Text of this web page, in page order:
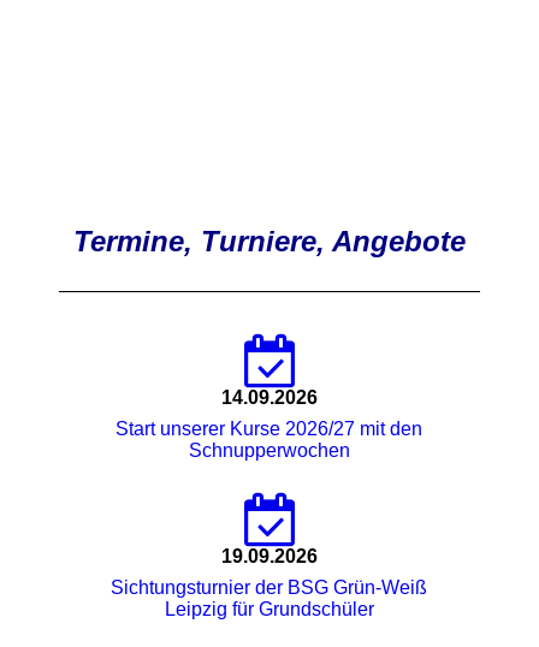
Termine, Turniere, Angebote
14.09.2026
Start unserer Kurse 2026/27 mit den
Schnupperwochen
19.09.2026
Sichtungsturnier der BSG Grün-Weiß
Leipzig für Grundschüler